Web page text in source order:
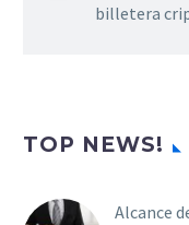
billetera
TOP NEWS!
Alcance